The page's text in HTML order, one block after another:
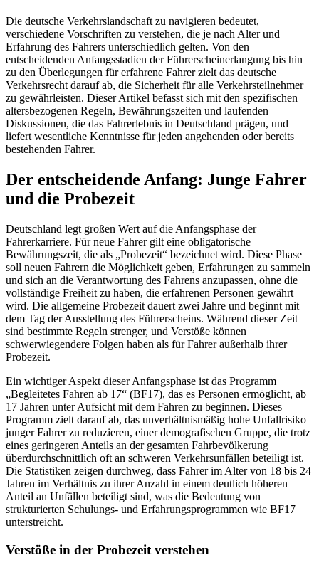
Die deutsche Verkehrslandschaft zu navigieren bedeutet,
verschiedene Vorschriften zu verstehen, die je nach Alter und
Erfahrung des Fahrers unterschiedlich gelten. Von den
entscheidenden Anfangsstadien der Führerscheinerlangung bis hin
zu den Überlegungen für erfahrene Fahrer zielt das deutsche
Verkehrsrecht darauf ab, die Sicherheit für alle Verkehrsteilnehmer
zu gewährleisten. Dieser Artikel befasst sich mit den spezifischen
altersbezogenen Regeln, Bewährungszeiten und laufenden
Diskussionen, die das Fahrerlebnis in Deutschland prägen, und
liefert wesentliche Kenntnisse für jeden angehenden oder bereits
bestehenden Fahrer.
Der entscheidende Anfang: Junge Fahrer
und die Probezeit
Deutschland legt großen Wert auf die Anfangsphase der
Fahrerkarriere. Für neue Fahrer gilt eine obligatorische
Bewährungszeit, die als „Probezeit“ bezeichnet wird. Diese Phase
soll neuen Fahrern die Möglichkeit geben, Erfahrungen zu sammeln
und sich an die Verantwortung des Fahrens anzupassen, ohne die
vollständige Freiheit zu haben, die erfahrenen Personen gewährt
wird. Die allgemeine Probezeit dauert zwei Jahre und beginnt mit
dem Tag der Ausstellung des Führerscheins. Während dieser Zeit
sind bestimmte Regeln strenger, und Verstöße können
schwerwiegendere Folgen haben als für Fahrer außerhalb ihrer
Probezeit.
Ein wichtiger Aspekt dieser Anfangsphase ist das Programm
„Begleitetes Fahren ab 17“ (BF17), das es Personen ermöglicht, ab
17 Jahren unter Aufsicht mit dem Fahren zu beginnen. Dieses
Programm zielt darauf ab, das unverhältnismäßig hohe Unfallrisiko
junger Fahrer zu reduzieren, einer demografischen Gruppe, die trotz
eines geringeren Anteils an der gesamten Fahrbevölkerung
überdurchschnittlich oft an schweren Verkehrsunfällen beteiligt ist.
Die Statistiken zeigen durchweg, dass Fahrer im Alter von 18 bis 24
Jahren im Verhältnis zu ihrer Anzahl in einem deutlich höheren
Anteil an Unfällen beteiligt sind, was die Bedeutung von
strukturierten Schulungs- und Erfahrungsprogrammen wie BF17
unterstreicht.
Verstöße in der Probezeit verstehen